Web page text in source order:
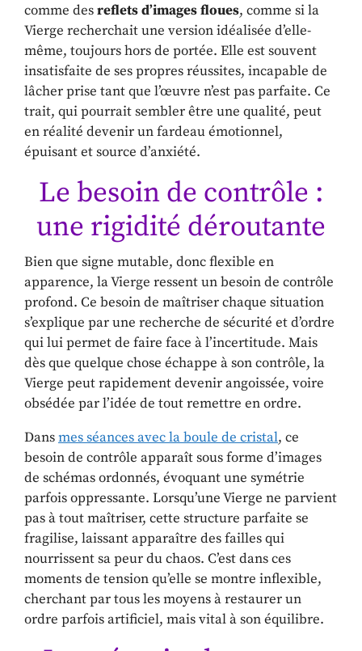
comme desreflets d’images floues, comme si la
Vierge recherchait une version idéalisée d’elle-
même, toujours hors de portée. Elle est souvent
insatisfaite de ses propres réussites, incapable de
lâcher prise tant que l’œuvre n’est pas parfaite. Ce
trait, qui pourrait sembler être une qualité, peut
en réalité devenir un fardeau émotionnel,
épuisant et source d’anxiété.
Le besoin de contrôle :
une rigidité déroutante
Bien que signe mutable, donc flexible en
apparence, la Vierge ressent un besoin de contrôle
profond. Ce besoin de maîtriser chaque situation
s’explique par une recherche de sécurité et d’ordre
qui lui permet de faire face à l’incertitude. Mais
dès que quelque chose échappe à son contrôle, la
Vierge peut rapidement devenir angoissée, voire
obsédée par l’idée de tout remettre en ordre.
Dansmes séances avec la boule de cristal, ce
besoin de contrôle apparaît sous forme d’images
de schémas ordonnés, évoquant une symétrie
parfois oppressante. Lorsqu’une Vierge ne parvient
pas à tout maîtriser, cette structure parfaite se
fragilise, laissant apparaître des failles qui
nourrissent sa peur du chaos. C’est dans ces
moments de tension qu’elle se montre inflexible,
cherchant par tous les moyens à restaurer un
ordre parfois artificiel, mais vital à son équilibre.